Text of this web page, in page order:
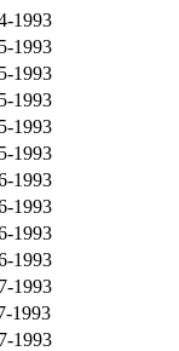
1993
1993
1993
1993
1993
1993
1993
1993
1993
1993
1993
1993
1993